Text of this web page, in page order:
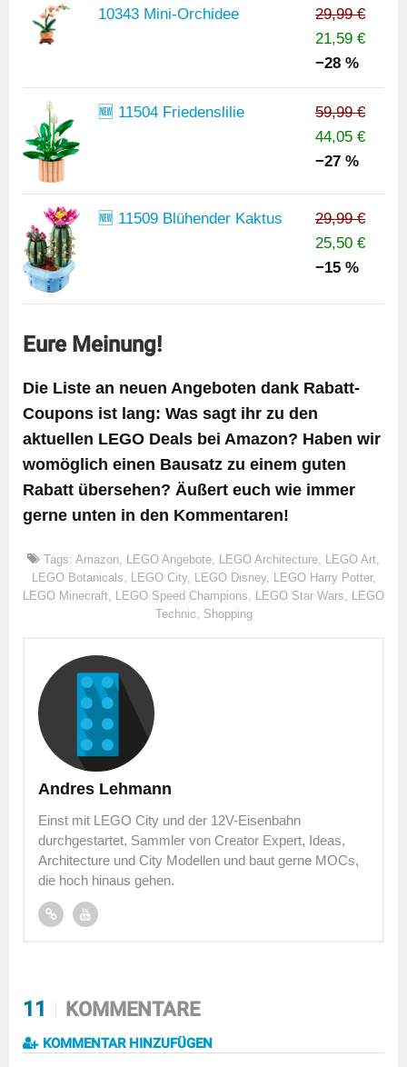
10343 Mini-Orchidee
29,99 €
21,59 €
−28 %
🆕 11504 Friedenslilie
59,99 €
44,05 €
−27 %
🆕 11509 Blühender Kaktus
29,99 €
25,50 €
−15 %
Eure Meinung!
Die Liste an neuen Angeboten dank Rabatt-
Coupons ist lang: Was sagt ihr zu den
aktuellen LEGO Deals bei Amazon? Haben wir
womöglich einen Bausatz zu einem guten
Rabatt übersehen? Äußert euch wie immer
gerne unten in den Kommentaren!
Tags: Amazon, LEGO Angebote, LEGO Architecture, LEGO Art,
LEGO Botanicals, LEGO City, LEGO Disney, LEGO Harry Potter,
LEGO Minecraft, LEGO Speed Champions, LEGO Star Wars, LEGO
Technic, Shopping
Andres Lehmann
Einst mit LEGO City und der 12V-Eisenbahn
durchgestartet, Sammler von Creator Expert, Ideas,
Architecture und City Modellen und baut gerne MOCs,
die hoch hinaus gehen.
11 KOMMENTARE
KOMMENTAR HINZUFÜGEN